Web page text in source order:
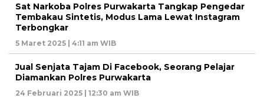
Sat Narkoba Polres Purwakarta Tangkap Pengedar
Tembakau Sintetis, Modus Lama Lewat Instagram
Terbongkar
5 Maret 2025 | 4:11 am WIB
Jual Senjata Tajam Di Facebook, Seorang Pelajar
Diamankan Polres Purwakarta
24 Februari 2025 | 12:30 am WIB